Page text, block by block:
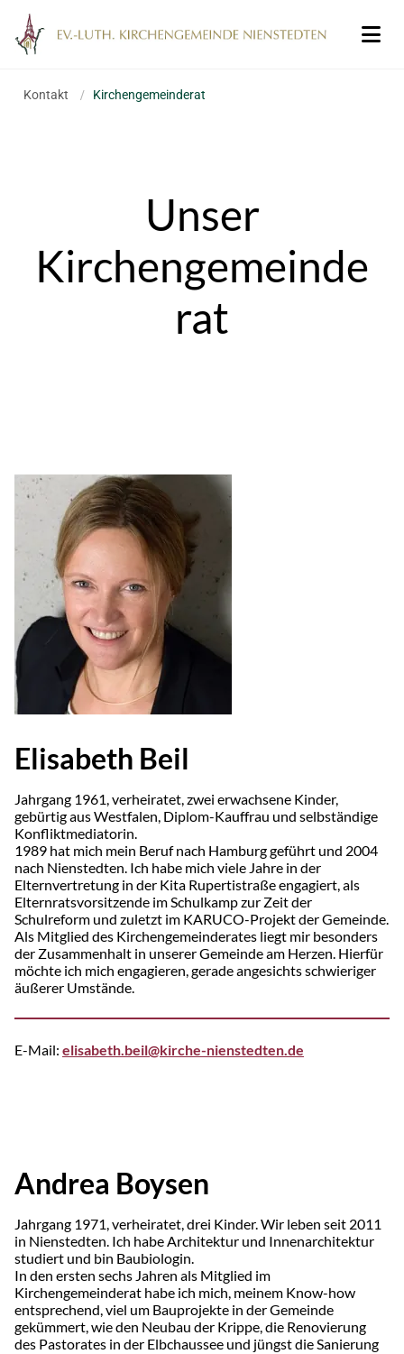
Kontakt / Kirchengemeinderat
Unser
Kirchengemeinde
rat
Elisabeth Beil
Jahrgang 1961, verheiratet, zwei erwachsene Kinder,
gebürtig aus Westfalen, Diplom-Kauffrau und selbständige
Konfliktmediatorin.
1989 hat mich mein Beruf nach Hamburg geführt und 2004
nach Nienstedten. Ich habe mich viele Jahre in der
Elternvertretung in der Kita Rupertistraße engagiert, als
Elternratsvorsitzende im Schul­kamp zur Zeit der
Schulreform und zuletzt im KARUCO-Projekt der Gemeinde.
Als Mitglied des Kirchengemeinderates liegt mir besonders
der Zusammenhalt in unserer Gemeinde am Herzen. Hierfür
möchte ich mich engagieren, gerade angesichts schwieriger
äußerer Umstände.
E-Mail: elisabeth.beil@kirche-nienstedten.de
Andrea Boysen
Jahrgang 1971, verheiratet, drei Kinder. Wir leben seit 2011
in Nienstedten. Ich habe Architektur und Innenarchitektur
studiert und bin Baubiologin.
In den ersten sechs Jahren als Mitglied im
Kirchengemeinderat habe ich mich, meinem Know-how
entsprechend, viel um Bauprojekte in der Gemeinde
gekümmert, wie den Neubau der Krippe, die Renovierung
des Pastorates in der Elbchaussee und jüngst die Sanierung